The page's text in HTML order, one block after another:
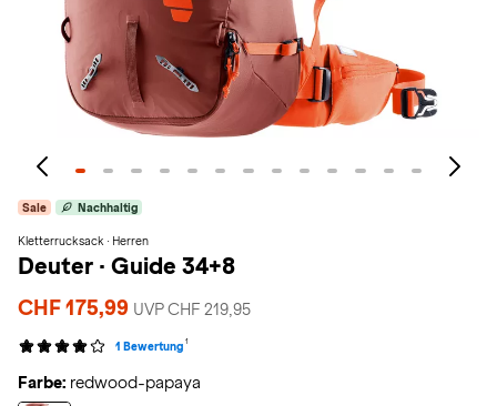
Sale Nachhaltig
Kletterrucksack · Herren
Deuter · Guide 34+8
CHF 175,99 UVP CHF 219,95
1 Bewertung 1
Farbe: redwood-papaya